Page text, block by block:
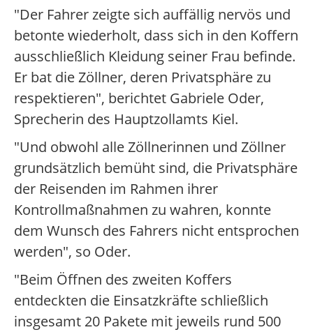
"Der Fahrer zeigte sich auffällig nervös und
betonte wiederholt, dass sich in den Koffern
ausschließlich Kleidung seiner Frau befinde.
Er bat die Zöllner, deren Privatsphäre zu
respektieren", berichtet Gabriele Oder,
Sprecherin des Hauptzollamts Kiel.
"Und obwohl alle Zöllnerinnen und Zöllner
grundsätzlich bemüht sind, die Privatsphäre
der Reisenden im Rahmen ihrer
Kontrollmaßnahmen zu wahren, konnte
dem Wunsch des Fahrers nicht entsprochen
werden", so Oder.
"Beim Öffnen des zweiten Koffers
entdeckten die Einsatzkräfte schließlich
insgesamt 20 Pakete mit jeweils rund 500